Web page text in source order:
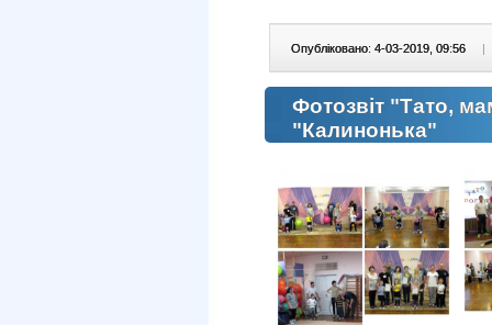
Опубліковано: 4-03-2019, 09:56 |
Фотозвіт "Тато,
"Калинонька"